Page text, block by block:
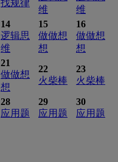
找规律
维
维
14
逻辑思
维
15
做做想
想
16
做做想
想
21
做做想
想
22
火柴棒
23
火柴棒
28
应用题
29
应用题
30
应用题